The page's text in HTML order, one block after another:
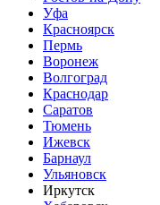
Уфа
Красноярск
Пермь
Воронеж
Волгоград
Краснодар
Саратов
Тюмень
Ижевск
Барнаул
Ульяновск
Иркутск